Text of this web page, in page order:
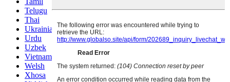
Telugu
Thai
Ukrainian
Urdu
Uzbek
Vietnamese
Welsh
Xhosa